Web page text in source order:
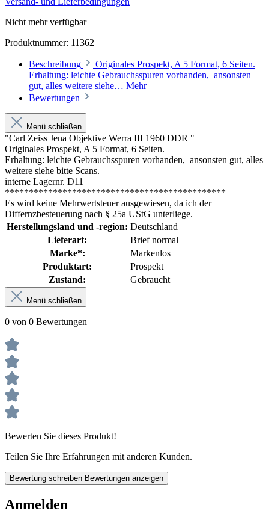
Nicht mehr verfügbar
Produktnummer: 11362
Beschreibung
Originales Prospekt, A 5 Format, 6 Seiten.
Erhaltung: leichte Gebrauchsspuren vorhanden, ansonsten
gut, alles weitere siehe… Mehr
Bewertungen
Menü schließen
"Carl Zeiss Jena Objektive Werra III 1960 DDR "
Originales Prospekt, A 5 Format, 6 Seiten.
Erhaltung: leichte Gebrauchsspuren vorhanden, ansonsten gut, alles
weitere siehe bitte Scans.
interne Lagernr. D11
**********************************************
Es wird keine Mehrwertsteuer ausgewiesen, da ich der
Differnzbesteuerung nach § 25a UStG unterliege.
Herstellungsland und -region: Deutschland
Lieferart:
Brief normal
Marke*:
Markenlos
Produktart:
Prospekt
Zustand:
Gebraucht
Menü schließen
0 von 0 Bewertungen
Bewerten Sie dieses Produkt!
Teilen Sie Ihre Erfahrungen mit anderen Kunden.
Bewertung schreiben Bewertungen anzeigen
Anmelden